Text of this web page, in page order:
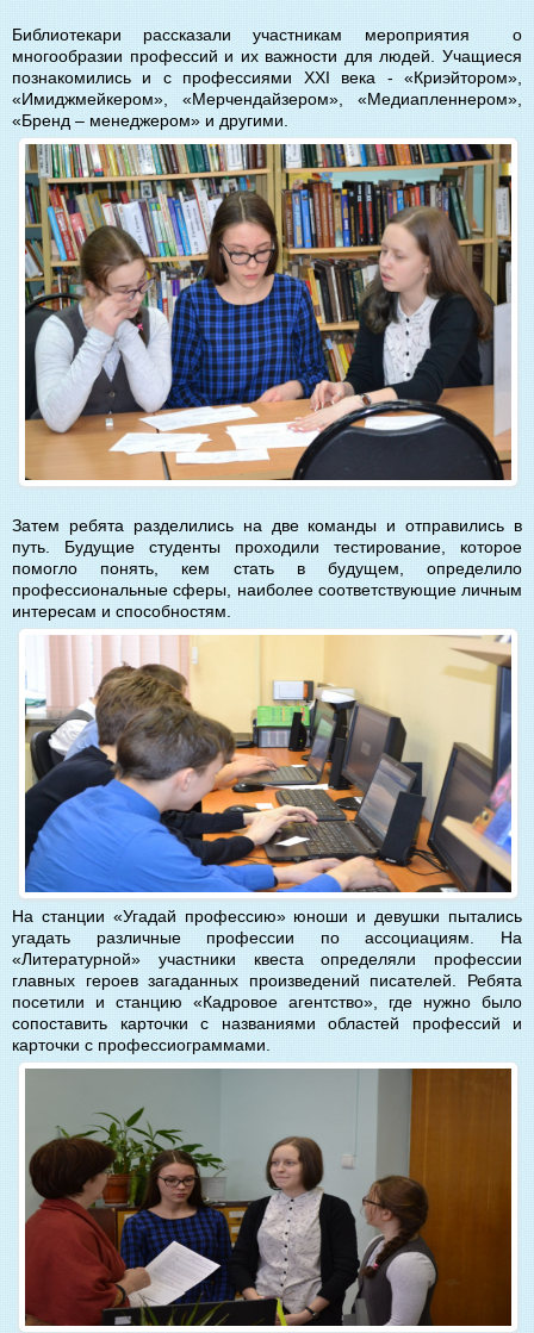
Библиотекари рассказали участникам мероприятия о
многообразии профессий и их важности для людей. Учащиеся
познакомились и с профессиями ХХI века - «Криэйтором»,
«Имиджмейкером», «Мерчендайзером», «Медиапленнером»,
«Бренд – менеджером» и другими.
Затем ребята разделились на две команды и отправились в
путь. Будущие студенты проходили тестирование, которое
помогло понять, кем стать в будущем, определило
профессиональные сферы, наиболее соответствующие личным
интересам и способностям.
На станции «Угадай профессию» юноши и девушки пытались
угадать различные профессии по ассоциациям. На
«Литературной» участники квеста определяли профессии
главных героев загаданных произведений писателей. Ребята
посетили и станцию «Кадровое агентство», где нужно было
сопоставить карточки с названиями областей профессий и
карточки с профессиограммами.